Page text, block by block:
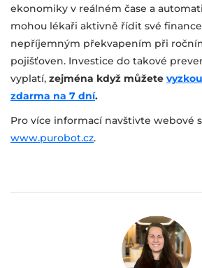
ekonomiky v reálném čase a
mohou lékaři aktivně řídit své
nepříjemným překvapením při
pojišťoven. Investice do takové
vyplatí, zejména když můžete
zdarma na 7 dní.
Pro více informací navštivte webové
www.purobot.cz.